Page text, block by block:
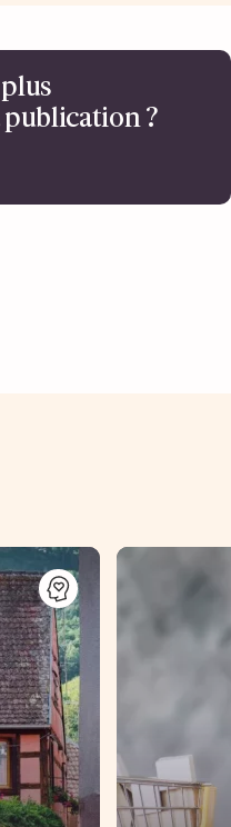
publication ?